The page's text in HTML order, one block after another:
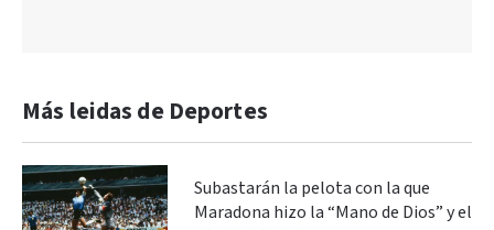
Más leidas de Deportes
Subastarán la pelota con la que
Maradona hizo la “Mano de Dios” y el